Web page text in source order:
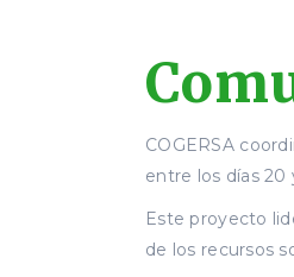
COGERSA
entre los días 20
Este proyecto
de los recursos